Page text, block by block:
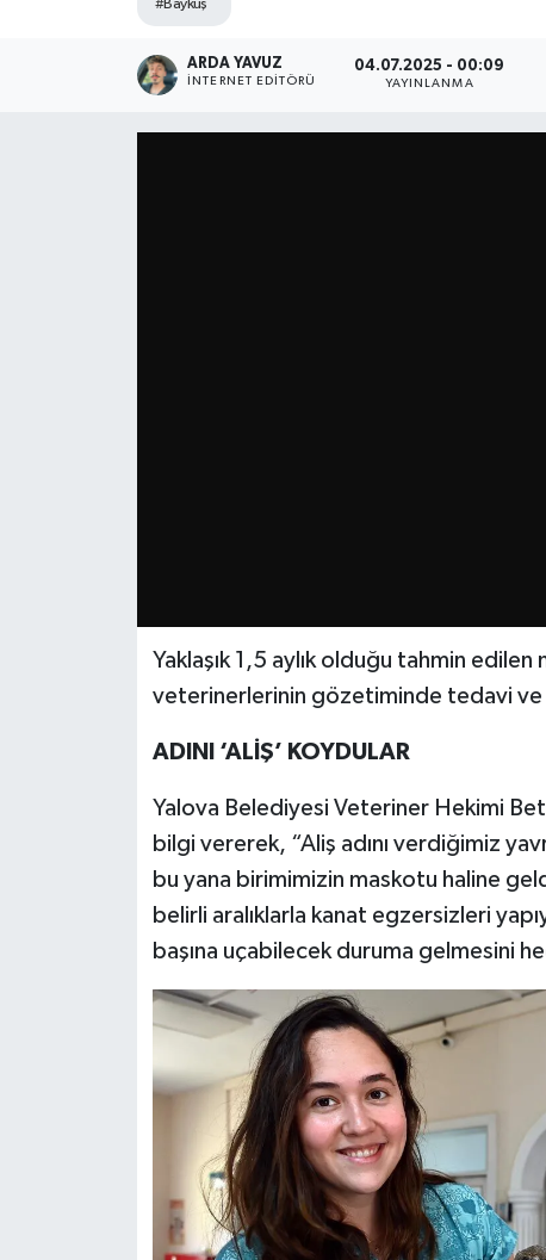
#Baykuş
ARDA YAVUZ
İNTERNET EDITÖRÜ
04.07.2025 - 00:09
YAYINLANMA
Yaklaşık 1,5 aylık olduğu tahmin
veterinerlerinin gözetiminde tedavi ve
ADINI ‘ALİŞ’ KOYDULAR
Yalova Belediyesi Veteriner Hekimi
bilgi vererek, “Aliş adını verdiğimiz
bu yana birimimizin maskotu haline
belirli aralıklarla kanat egzersizleri
başına uçabilecek duruma gelmesini